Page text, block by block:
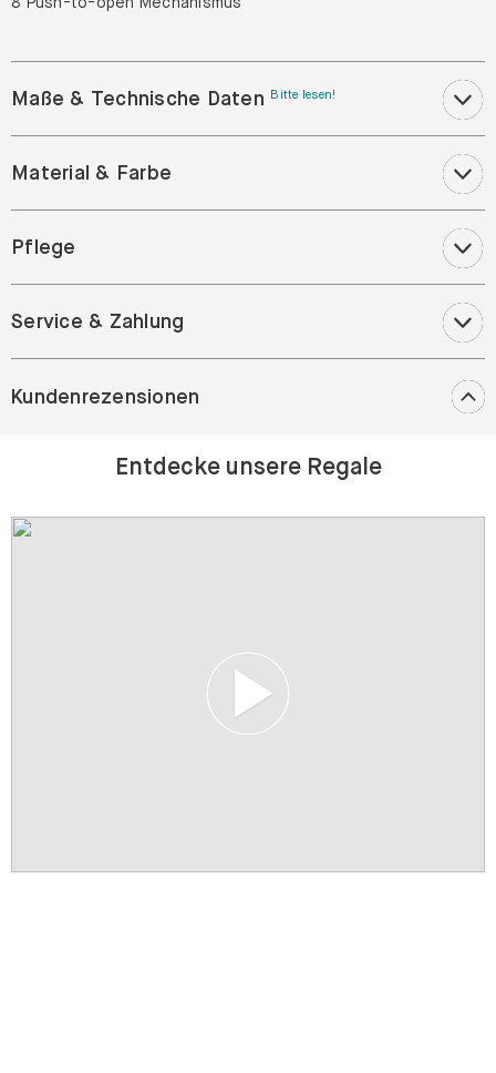
Maße & Technische Daten Bitte lesen!
Material & Farbe
Pflege
Service & Zahlung
Kundenrezensionen
Entdecke unsere Regale